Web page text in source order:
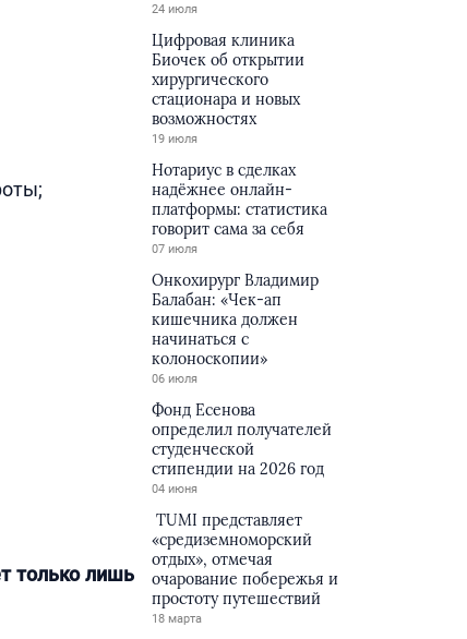
только лишь
24 июля
Цифровая клиника
Биочек об открытии
хирургического
стационара и новых
возможностях
19 июля
Нотариус в сделках
надёжнее онлайн-
платформы: статистика
говорит сама за себя
07 июля
Онкохирург Владимир
Балабан: «Чек-ап
кишечника должен
начинаться с
колоноскопии»
06 июля
Фонд Есенова
определил получателей
студенческой
стипендии на 2026 год
04 июня
TUMI представляет
«средиземноморский
отдых», отмечая
очарование побережья и
простоту путешествий
18 марта